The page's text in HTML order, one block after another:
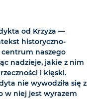
od Krzyża —
historyczno-
naszego
nadzieje, jakie z nim
i klęski.
nie wywodziła się z
w niej jest wyrazem